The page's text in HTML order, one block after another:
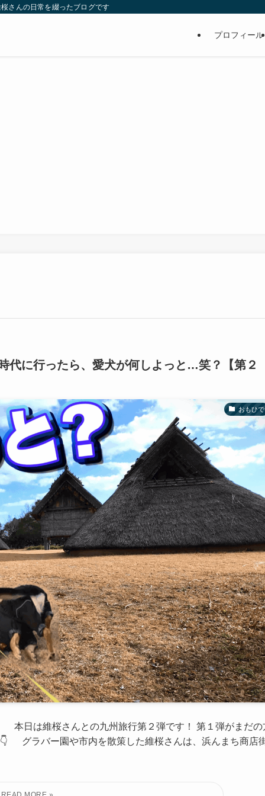
さんの日常を綴ったブログです
プロフィール
代に行ったら、愛犬が何しよっと…笑？【第２
おもひで
日は維桜さんとの九州旅行第２弾です！ 第１弾がまだの
グラバー園や市内を散策した維桜さんは、浜んまち商店